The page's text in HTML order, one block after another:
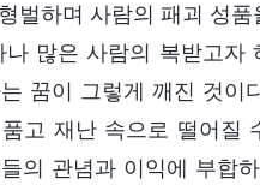
벌하며 사람의 패괴 성
많은 사람의 복받고
꿈이 그렇게 깨진 것이
고 재난 속으로 떨어질
의 관념과 이익에 부합